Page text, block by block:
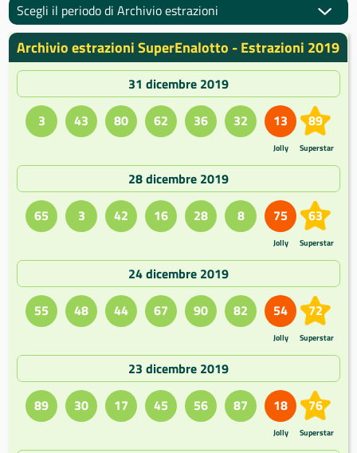
Scegli il periodo di Archivio estrazioni
Archivio estrazioni SuperEnalotto - Estrazioni 2019
31 dicembre 2019
3
43 80 62 36 32 13
Jolly
89
Superstar
28 dicembre 2019
65
3 42 16 28 8 75
Jolly
63
Superstar
24 dicembre 2019
55
48 44 67 90 82 54
Jolly
72
Superstar
23 dicembre 2019
89
30 17 45 56 87 18
Jolly
76
Superstar